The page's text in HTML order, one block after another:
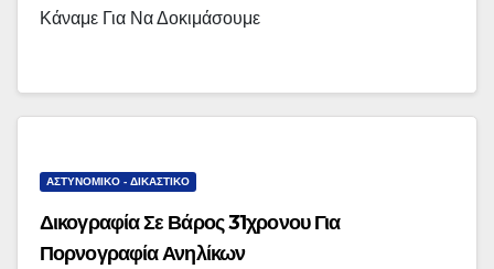
Κάναμε Για Να Δοκιμάσουμε
ΑΣΤΥΝΟΜΙΚΟ - ΔΙΚΑΣΤΙΚΟ
Δικογραφία Σε Βάρος 31χρονου Για
Πορνογραφία Ανηλίκων